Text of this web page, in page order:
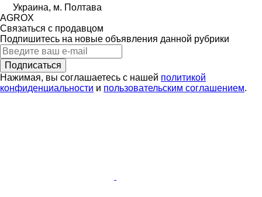
Украина, м. Полтава
AGROX
Связаться с продавцом
Подпишитесь на новые объявления данной рубрики
Подписаться
Нажимая, вы соглашаетесь с нашей политикой
конфиденциальности и пользовательским соглашением.